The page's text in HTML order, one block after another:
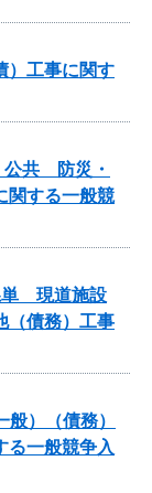
）工事に関す
公共 防災・
関する一般競
単 現道施設
（債務）工事
）（債務）
る一般競争入